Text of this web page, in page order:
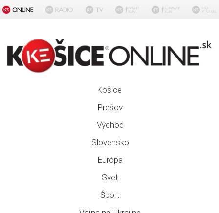
Košice
Prešov
Východ
Slovensko
Európa
Svet
Šport